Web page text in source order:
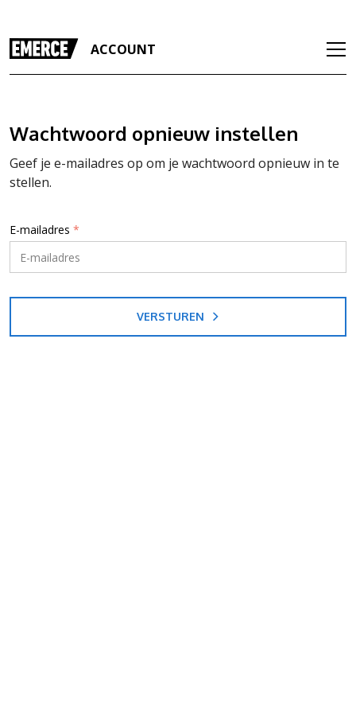
ACCOUNT
Wachtwoord opnieuw instellen
Geef je e-mailadres op om je wachtwoord opnieuw in te
stellen.
E-mailadres *
VERSTUREN